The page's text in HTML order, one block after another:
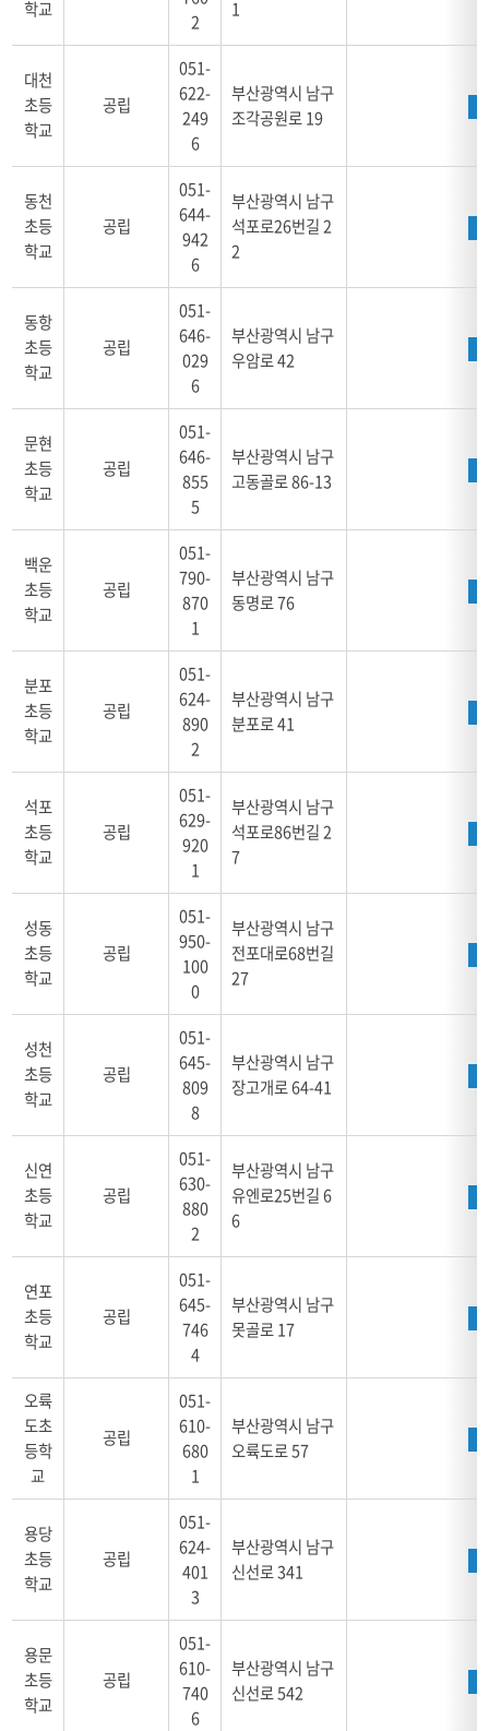
교
립
별,
전
화,
주
위
치,
교
리
미,
페
지
성
학교
2
1
대천
초등
학교
공립
051-
622-
249
6
부산광역시 남구
조각공원로 19
동천
초등
학교
공립
051-
644-
942
6
부산광역시 남구
석포로26번길 2
2
동항
초등
학교
공립
051-
646-
029
6
부산광역시 남구
우암로 42
문현
초등
학교
공립
051-
646-
855
5
부산광역시 남구
고동골로 86-13
백운
초등
학교
공립
051-
790-
870
1
부산광역시 남구
동명로 76
분포
초등
학교
공립
051-
624-
890
2
부산광역시 남구
분포로 41
석포
초등
학교
공립
051-
629-
920
1
부산광역시 남구
석포로86번길 2
7
성동
초등
학교
공립
051-
950-
100
0
부산광역시 남구
전포대로68번길
27
성천
초등
학교
공립
051-
645-
809
8
부산광역시 남구
장고개로 64-41
신연
초등
학교
공립
051-
630-
880
2
부산광역시 남구
유엔로25번길 6
6
연포
초등
학교
공립
051-
645-
746
4
부산광역시 남구
못골로 17
오륙
도초
등학
교
공립
051-
610-
680
1
부산광역시 남구
오륙도로 57
용당
초등
학교
공립
051-
624-
401
3
부산광역시 남구
신선로 341
용문
초등
학교
공립
051-
610-
740
6
부산광역시 남구
신선로 542